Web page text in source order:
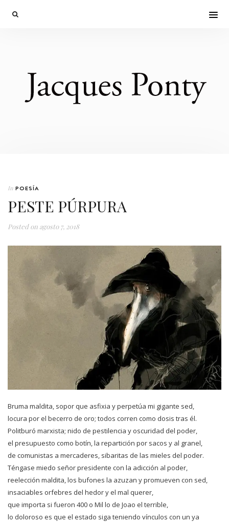
In POESÍA
PESTE PÚRPURA
Posted on agosto 7, 2018
Bruma maldita, sopor que asfixia y perpetúa mi gigante sed,
locura por el becerro de oro; todos corren como dosis tras él.
Politburó marxista; nido de pestilencia y oscuridad del poder,
el presupuesto como botín, la repartición por sacos y al granel,
de comunistas a mercaderes, sibaritas de las mieles del poder.
Téngase miedo señor presidente con la adicción al poder,
reelección maldita, los bufones la azuzan y promueven con sed,
insaciables orfebres del hedor y el mal querer,
que importa si fueron 400 o Mil lo de Joao el terrible,
lo doloroso es que el estado siga teniendo vínculos con un ya